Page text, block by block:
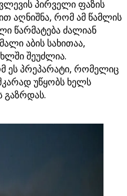
პირველი ფაზის
აღნიშნა, რომ ამ წამლის
წარმატება ძალიან
აბის სახითაა,
შეუძლია.
ეს პრეპარატი, რომელიც
უწყობს ხელს
გაზრდას.